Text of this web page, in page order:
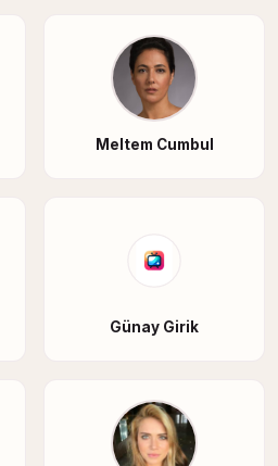
Meltem Cumbul
Günay Girik